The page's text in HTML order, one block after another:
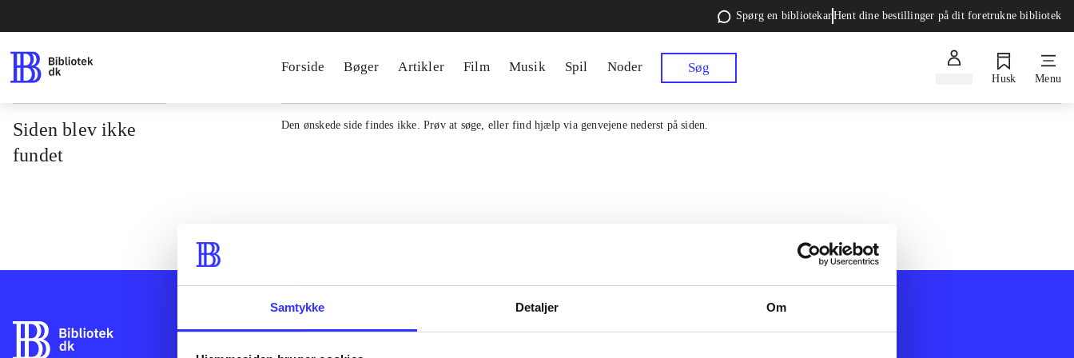
Samtykke Detaljer Om
Spørg en bibliotekarHent dine bestillinger på dit foretrukne bibliotek
Forside Bøger Artikler Film Musik Spil Noder Søg
Husk Menu
Siden blev ikke
fundet
Den ønskede side findes ikke. Prøv at søge, eller find hjælp via genvejene nederst på siden.
Bibliotek.dk er en samlet indgang til alle danske
Kontakt os Afdelinger